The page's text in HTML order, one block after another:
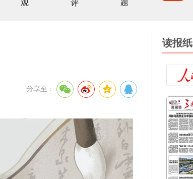
分享至：
读报纸